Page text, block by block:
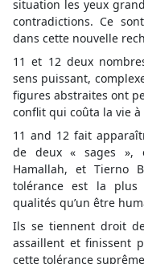
situation les yeux
contradictions. Ce
dans cette nouvelle
11 et 12 deux
sens puissant,
figures abstraites ont
conflit qui coûta la vie
11 and 12 fait
de deux « sages »,
Hamallah, et Tierno
tolérance est la
qualités qu’un être
Ils se tiennent droit
assaillent et finissent
cette tolérance